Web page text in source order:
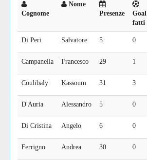
Cognome
Nome
Presenze
Goal
fatti
Di Peri Salvatore 5 0
Campanella Francesco 29 1
Coulibaly Kassoum 31 3
D'Auria Alessandro 5 0
Di Cristina Angelo 6 0
Ferrigno Andrea 30 0